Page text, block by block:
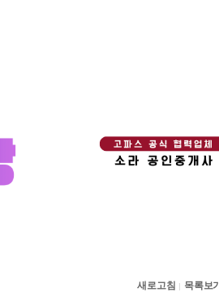
새로고침 | 목록보기